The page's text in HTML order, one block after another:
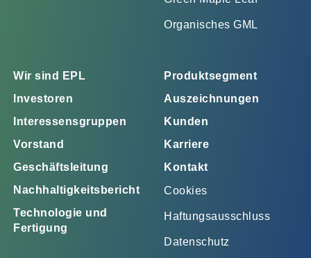
Organisches GML
Wir sind EPL
Investoren
Interessensgruppen
Vorstand
Geschäftsleitung
Nachhaltigkeitsbericht
Technologie und
Fertigung
Produktsegment
Auszeichnungen
Kunden
Karriere
Kontakt
Cookies
Haftungsausschluss
Datenschutz